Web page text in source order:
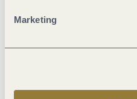
Marketing